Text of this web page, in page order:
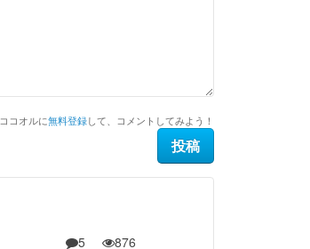
ココオルに無料登録して、コメントしてみよう！
5 876